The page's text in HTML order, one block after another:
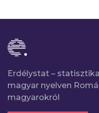
Erdélystat –
magyar nyelven
magyarokról